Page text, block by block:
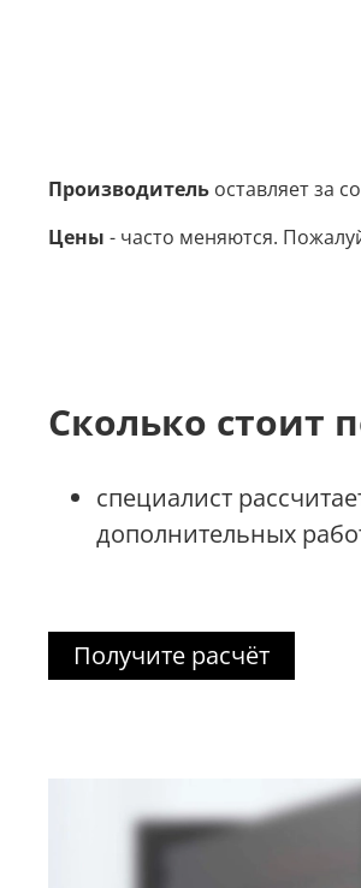
Производитель оставляет за
Цены - часто меняются.
Сколько стоит
специалист
дополнительных
Получите расчёт